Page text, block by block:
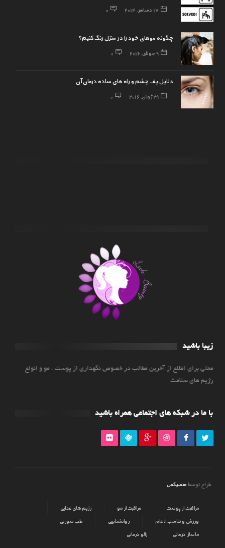
17 دسامبر, 2014 0
چگونه موهای خود را در منزل رنگ کنیم؟
9 جولای, 2016 0
دلایل پف چشم و راه های ساده درمان آن
29 ژوئن, 2016 0
زیبا باشید
محلی برای اطلاع از آخرین مطالب در خصوص نگهداری از پوست ، مو و انواع
رژیم های سلامت
با ما در شبکه های اجتماعی همراه باشید
طراح توسط منسیکس
مراقبت از پوست مراقبت از مو
رژیم های غذایی
ورزش و تناسب اندام
روانشناسی
طب سوزنی
ماساژ درمانی
زالو درمانی